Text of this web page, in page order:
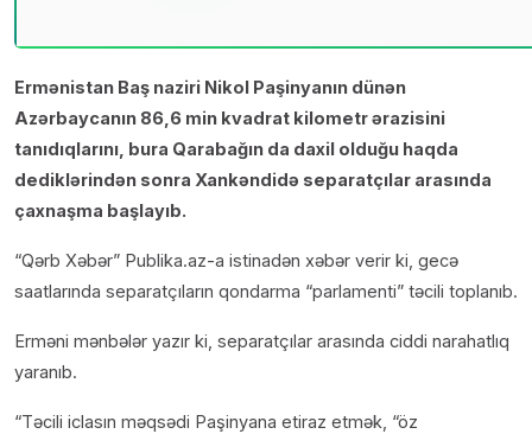
Ermənistan Baş naziri Nikol Paşinyanın dünən
Azərbaycanın 86,6 min kvadrat kilometr ərazisini
tanıdıqlarını, bura Qarabağın da daxil olduğu haqda
dediklərindən sonra Xankəndidə separatçılar arasında
çaxnaşma başlayıb.
“Qərb Xəbər” Publika.az-a istinadən xəbər verir ki, gecə
saatlarında separatçıların qondarma “parlamenti” təcili toplanıb.
Erməni mənbələr yazır ki, separatçılar arasında ciddi narahatlıq
yaranıb.
“Təcili iclasın məqsədi Paşinyana etiraz etmək, “öz